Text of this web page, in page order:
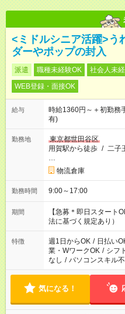
<ミドルシニア活躍>う
ダーやポップの封入
派遣 職種未経験OK 社会人未
WEB登録・面接OK
給与
時給1360円～＋初勤務
有)
勤務地
東京都世田谷区
用賀駅から徒歩 / 二子
…
物流倉庫
勤務時間 9:00～17:00
期間
【急募＊即日スタート
法に基づく規定あり）
特徴 週1日からOK / 日払い
業・WワークOK / シフ
なし / パソコンスキル
気になる！